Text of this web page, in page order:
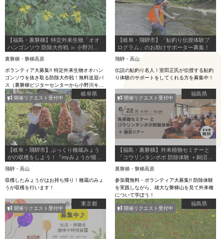
【福島・裏磐梯】特定外来生物「オオ
ハンゴンソウ 防除大作戦 ㏌ 小野川湖
裏磐梯・磐梯高原
ボランティア大募集!! 特定外来生物オオハン
ゴンソウを抜き取る防除大作戦！無料送迎バ
ス（裏磐梯ビジターセンターから小野川キャ
ンプ場）もあります！
【岐阜・飛騨市】「鮎釣り伝授体験プ
ログラム」のお助けサポーター募集！
飛騨・高山
伝説の鮎釣り名人！室田正氏が伝授する鮎釣
り体験のサポートをしてくれる方を募集中！
岐阜県
【岐阜・飛騨市】ぷっくり種蔵みょう
がの収穫をしよう！『myみょうが畑プ
飛騨・高山
収穫したみょうがはお持ち帰り！種蔵のみょ
うが収穫を行います！
開催リクエスト受付中
福島県
【福島・裏磐梯】外来植物セミナーと
「コウリンタンポポ 防除体験 ＋銅沼
裏磐梯・磐梯高原
参加費無料・ボランティア大募集!! 防除体験
を実践しながら、雄大な磐梯山を見て外来種
について学ぼう！
開催リクエスト受付中
東京都
開催リクエスト受付中
福島県
開催リクエスト受付中